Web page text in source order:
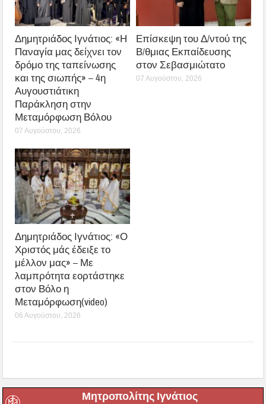
Δημητριάδος Ιγνάτιος: «Η
Παναγία μας δείχνει τον
δρόμο της ταπείνωσης
και της σιωπής» – 4η
Αυγουστιάτικη
Παράκληση στην
Μεταμόρφωση Βόλου
07 Αυγούστου, 2026
Επίσκεψη του Δ/ντού της
Β/θμιας Εκπαίδευσης
στον Σεβασμιώτατο
07 Αυγούστου, 2026
Δημητριάδος Ιγνάτιος: «Ο
Χριστός μάς έδειξε το
μέλλον μας» – Με
λαμπρότητα εορτάστηκε
στον Βόλο η
Μεταμόρφωση(video)
06 Αυγούστου, 2026
Μητροπολίτης Ιγνάτιος